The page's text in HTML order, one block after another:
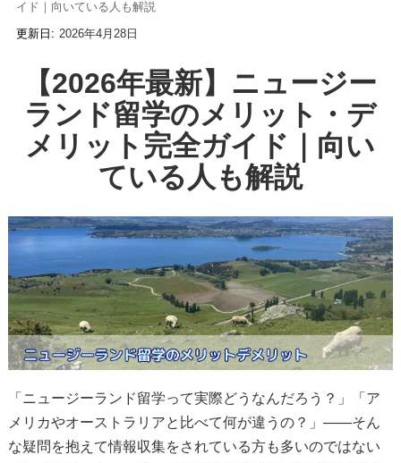
イド｜向いている人も解説
2026年4月28日
【2026年最新】ニュージー
ランド留学のメリット・デ
メリット完全ガイド｜向い
ている人も解説
「ニュージーランド留学って実際どうなんだろう？」「ア
メリカやオーストラリアと比べて何が違うの？」——そん
な疑問を抱えて情報収集をされている方も多いのではない